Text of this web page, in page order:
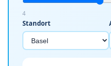
4
Standort